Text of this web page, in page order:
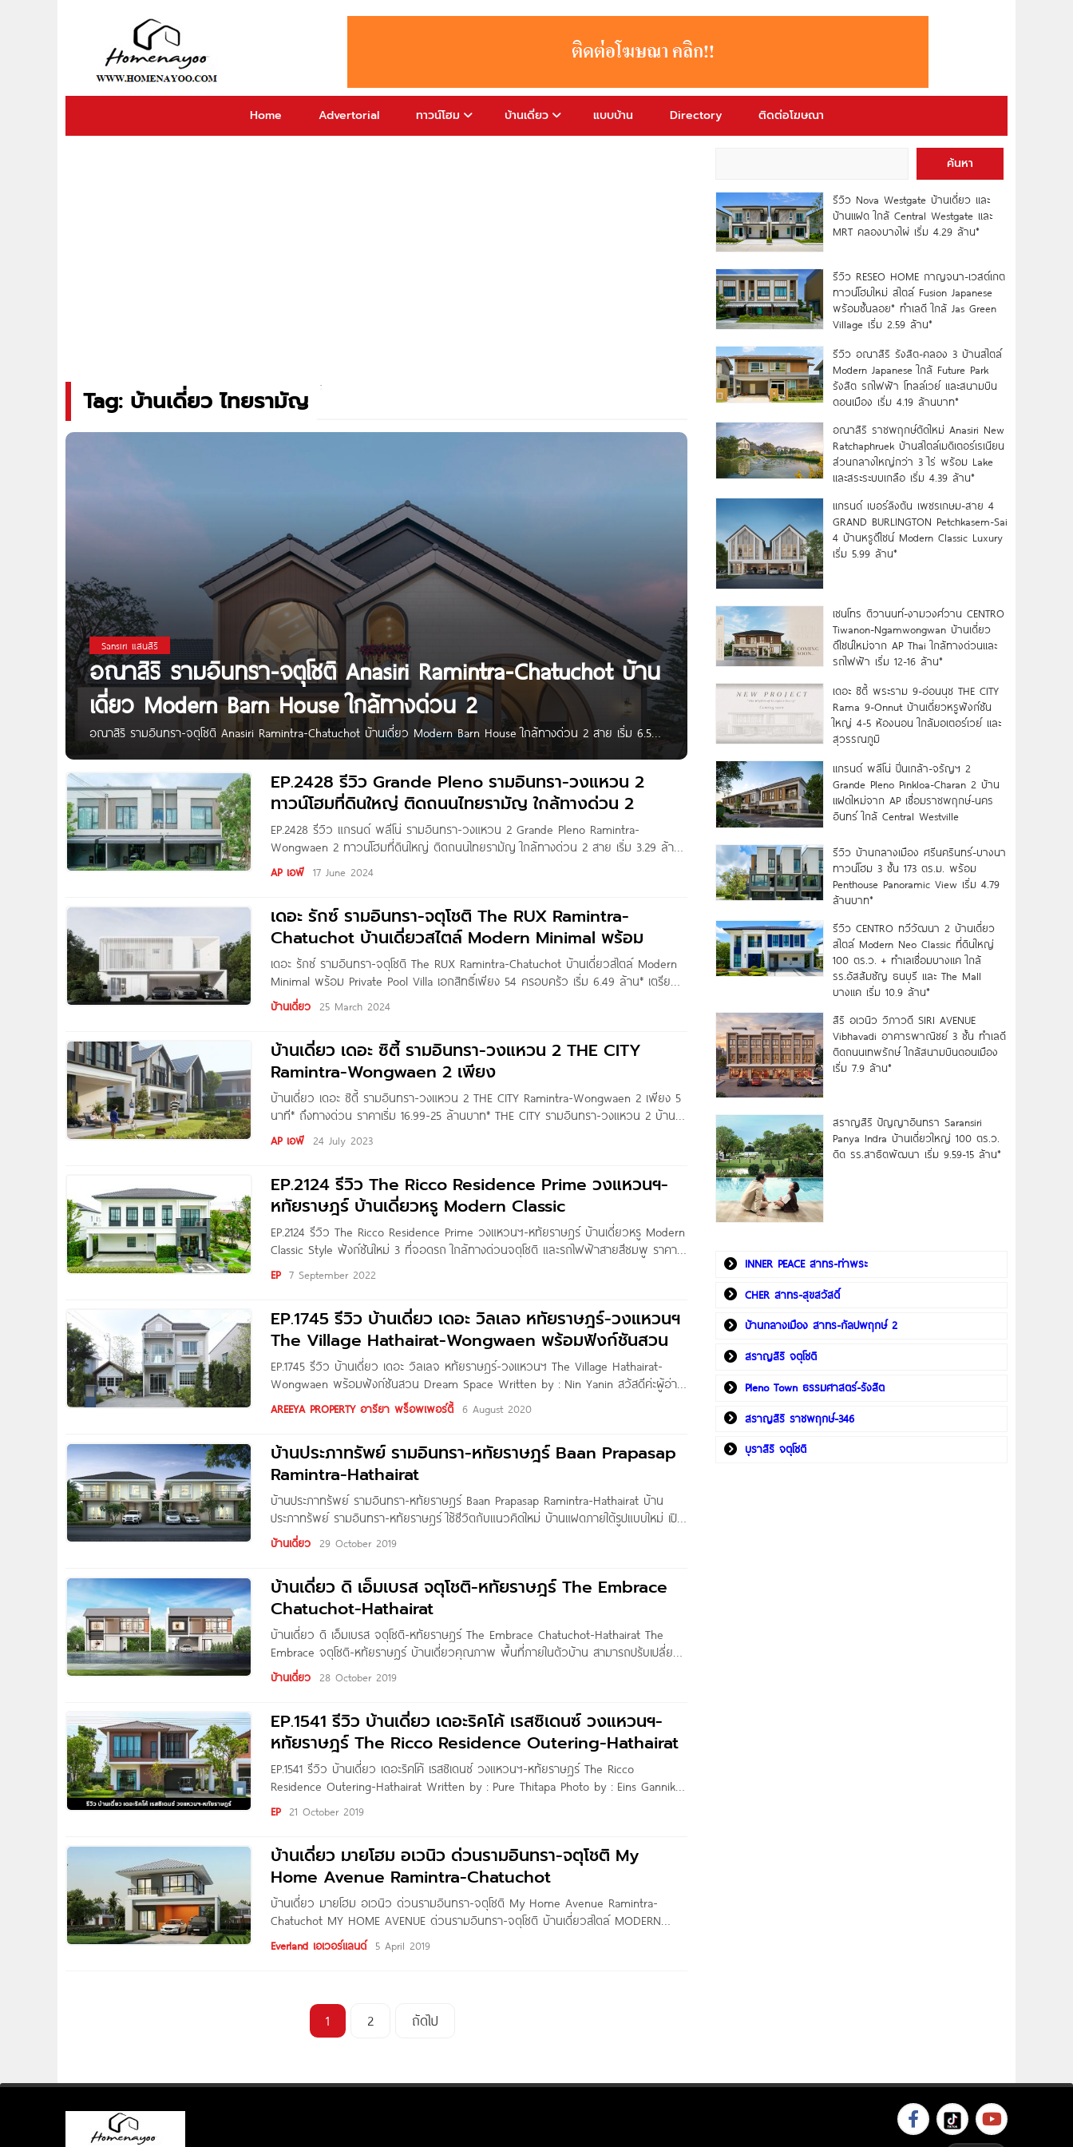
Home Advertorial ทาวน์โฮม บ้านเดี่ยว แบบบ้าน Directory ติดต่อโฆษณา
Tag: บ้านเดี่ยว ไทยรามัญ
Sansiri แสนสิริ
อณาสิริ รามอินทรา-จตุโชติ Anasiri Ramintra-Chatuchot บ้าน
เดี่ยว Modern Barn House ใกล้ทางด่วน 2
อณาสิริ รามอินทรา-จตุโชติ Anasiri Ramintra-Chatuchot บ้านเดี่ยว Modern Barn House ใกล้ทางด่วน 2 สาย เริ่ม 6.59-
9.5 ล้าน* Anasiri รามอินทรา-จตุโชติ บ้านเดี่ยวโครงการใหม่จาก แสนสิริ ที่ตั้งโครงการอยู่บนถนนไทยรามัญ แขวงสามวาตะ
วันตก เขตคลองสามวา กทม. ทำเลศักยภาพ ใกล้โรงเรียนนานาชาติ และทางด่วน ให้คุณเชื่อมต่อสู่เอกมัย ทองหล่อ พระราม
9 ได้อย่างสะดวก​
EP.2428 รีวิว Grande Pleno รามอินทรา-วงแหวน 2
ทาวน์โฮมที่ดินใหญ่ ติดถนนไทยรามัญ ใกล้ทางด่วน 2
EP.2428 รีวิว แกรนด์ พลีโน่ รามอินทรา-วงแหวน 2 Grande Pleno Ramintra-
Wongwaen 2 ทาวน์โฮมที่ดินใหญ่ ติดถนนไทยรามัญ ใกล้ทางด่วน 2 สาย เริ่ม 3.29 ล้าน
บาท* Written by : Nan Kanyaratthp สวัสดีเพื่อน ๆ Homenayoo ทุกคนค่ะ วันนี้เราจะ
พาไปชมโครงการ ‘Grande Pleno
AP เอพี 17 June 2024
เดอะ รักซ์ รามอินทรา-จตุโชติ The RUX Ramintra-
Chatuchot บ้านเดี่ยวสไตล์ Modern Minimal พร้อม
เดอะ รักซ์ รามอินทรา-จตุโชติ The RUX Ramintra-Chatuchot บ้านเดี่ยวสไตล์ Modern
Minimal พร้อม Private Pool Villa เอกสิทธิ์เพียง 54 ครอบครัว เริ่ม 6.49 ล้าน* เตรียม
พบ The RUX รามอินทรา-จตุโชติ บ้านโครงการใหม่ จาก ZENEX Property ที่ตั้งโครงการ
อยู่บนซอยไทยรามัญ แขวงสามวาตะวันตก เขตคลองสามวา
บ้านเดี่ยว 25 March 2024
บ้านเดี่ยว เดอะ ซิตี้ รามอินทรา-วงแหวน 2 THE CITY
Ramintra-Wongwaen 2 เพียง
บ้านเดี่ยว เดอะ ซิตี้ รามอินทรา-วงแหวน 2 THE CITY Ramintra-Wongwaen 2 เพียง 5
นาที* ถึงทางด่วน ราคาเริ่ม 16.99-25 ล้านบาท* THE CITY รามอินทรา-วงแหวน 2 บ้าน
โครงการใหม่จาก AP โครงการตั้งอยู่บนถนนไทยรามัญ แขวงสามวาตะวันตก เขตคลองสาม
วา กทม. บนทำเลรามอินทรา ใกล้เมือง เพียง 5
AP เอพี 24 July 2023
EP.2124 รีวิว The Ricco Residence Prime วงแหวนฯ-
หทัยราษฎร์ บ้านเดี่ยวหรู Modern Classic
EP.2124 รีวิว The Ricco Residence Prime วงแหวนฯ-หทัยราษฎร์ บ้านเดี่ยวหรู Modern
Classic Style ฟังก์ชันใหม่ 3 ที่จอดรถ ใกล้ทางด่วนจตุโชติ และรถไฟฟ้าสายสีชมพู ราคา
เริ่ม 6-8 ล้าน* Written by : THAnATH สวัสดีผู้อ่านชาว Homenayoo ทุกคน วันนี้ผม
พามาชมโครงการ The Ricco Residence
EP 7 September 2022
EP.1745 รีวิว บ้านเดี่ยว เดอะ วิลเลจ หทัยราษฎร์-วงแหวนฯ
The Village Hathairat-Wongwaen พร้อมฟังก์ชันสวน
EP.1745 รีวิว บ้านเดี่ยว เดอะ วิลเลจ หทัยราษฎร์-วงแหวนฯ The Village Hathairat-
Wongwaen พร้อมฟังก์ชันสวน Dream Space Written by : Nin Yanin สวัสดีค่ะผู้อ่าน
ชาว Homenayoo วันนี้เราจะพามาชมโครงการ The Village หทัยราษฎร์ – วงแหวนฯ
บ้านเดี่ยว 2 ชั้น สไตล์ American Vintage Cottage
AREEYA PROPERTY อารียา พร็อพเพอร์ตี้ 6 August 2020
บ้านประภาทรัพย์ รามอินทรา-หทัยราษฎร์ Baan Prapasap
Ramintra-Hathairat
บ้านประภาทรัพย์ รามอินทรา-หทัยราษฎร์ Baan Prapasap Ramintra-Hathairat บ้าน
ประภาทรัพย์ รามอินทรา-หทัยราษฎร์ ใช้ชีวิตกับแนวคิดใหม่ บ้านแฝดภายใต้รูปแบบใหม่ เปิด
รับสวนสวยรอบบ้าน ชื่นชมธรรมชาติ เต็มอิ่มด้วยบรรยากาศส่วนตัวทุกหลัง ราคาเริ่มต้น
4 ล้านบาท* ชื่อโครงการ บ้านประภาทรัพย์ รามอินทรา-หทัยราษฎร์ Baan Prapasap
โครงการ บ้านเดี่ยว 2 ชั้น
บ้านเดี่ยว 29 October 2019
บ้านเดี่ยว ดิ เอ็มเบรส จตุโชติ-หทัยราษฎร์ The Embrace
Chatuchot-Hathairat
บ้านเดี่ยว ดิ เอ็มเบรส จตุโชติ-หทัยราษฎร์ The Embrace Chatuchot-Hathairat The
Embrace จตุโชติ-หทัยราษฎร์ บ้านเดี่ยวคุณภาพ พื้นที่ภายในตัวบ้าน สามารถปรับเปลี่ยน
ตามการใช้งานได้หลากหลายรูปแบบ พื้นที่รอบบ้าน สามารถใช้งานได้จริง รองรับการทำ
กิจกรรมต่างๆ ของครอบครัว พื้นที่สวนสีเขียว และพื้นที่ส่วนกลางอื่นๆ ภายในโครงการ
อย่างมีคุณภาพ ตอบสนองความต้องการของทุกคนในครอบครัวได้มากยิ่งขึ้น และทำให้ทุกๆ
พื้นที่ของโครงการนี้ เป็นพื้นที่สำหรับครอบครัวอย่างแท้จริง ราคาเริ่มต้น 4.59 ล้านบาท*
บ้านเดี่ยว 28 October 2019
EP.1541 รีวิว บ้านเดี่ยว เดอะริคโค้ เรสซิเดนซ์ วงแหวนฯ-
หทัยราษฎร์ The Ricco Residence Outering-Hathairat
EP.1541 รีวิว บ้านเดี่ยว เดอะริคโค้ เรสซิเดนซ์ วงแหวนฯ-หทัยราษฎร์ The Ricco
Residence Outering-Hathairat Written by : Pure Thitapa Photo by : Eins Gannika
สวัสดีค่ะ คุณผู้อ่านทุกท่าน วันนี้ทีมงาน Homenayoo ขอพาไปชมโครงการ เดอะริคโค้ เรส
ซิเดนซ์ วงแหวนฯ-หทัยราษฎร์ บ้านเดี่ยวโครงการใหม่จาก บริษัท
EP 21 October 2019
บ้านเดี่ยว มายโฮม อเวนิว ด่วนรามอินทรา-จตุโชติ My
Home Avenue Ramintra-Chatuchot
บ้านเดี่ยว มายโฮม อเวนิว ด่วนรามอินทรา-จตุโชติ My Home Avenue Ramintra-
Chatuchot MY HOME AVENUE ด่วนรามอินทรา-จตุโชติ บ้านเดี่ยวสไตล์ MODERN
CHIC โลกส่วนตัวที่เพียบพร้อมไปด้วยฟังก์ชั่นของการใช้ชีวิต ครบครันและเหนือใครกับดีไซน์
ที่โปร่งโล่ง เพื่อเปิดรับธรรมชาติภายนอก ในมุมมองที่ไม่เหมือนใคร กลางสังคมคุณภาพเพียง
Everland เอเวอร์แลนด์ 5 April 2019
1 2 ถัดไป
ค้นหา
รีวิว Nova Westgate บ้านเดี่ยว และ
บ้านแฝด ใกล้ Central Westgate และ
MRT คลองบางไผ่ เริ่ม 4.29 ล้าน*
รีวิว RESEO HOME กาญจนา-เวสต์เกต
ทาวน์โฮมใหม่ สไตล์ Fusion Japanese
พร้อมชั้นลอย* ทำเลดี ใกล้ Jas Green
Village เริ่ม 2.59 ล้าน*
รีวิว อณาสิริ รังสิต-คลอง 3 บ้านสไตล์
Modern Japanese ใกล้ Future Park
รังสิต รถไฟฟ้า โทลล์เวย์ และสนามบิน
ดอนเมือง เริ่ม 4.19 ล้านบาท*
อณาสิริ ราชพฤกษ์ตัดใหม่ Anasiri New
Ratchaphruek บ้านสไตล์เมดิเตอร์เรเนียน
ส่วนกลางใหญ่กว่า 3 ไร่ พร้อม Lake
และสระระบบเกลือ เริ่ม 4.39 ล้าน*
แกรนด์ เบอร์ลิงตัน เพชรเกษม-สาย 4
GRAND BURLINGTON Petchkasem-Sai
4 บ้านหรูดีไซน์ Modern Classic Luxury
เริ่ม 5.99 ล้าน*
เซนโทร ติวานนท์-งามวงศ์วาน CENTRO
Tiwanon-Ngamwongwan บ้านเดี่ยว
ดีไซน์ใหม่จาก AP Thai ใกล้ทางด่วนและ
รถไฟฟ้า เริ่ม 12-16 ล้าน*
เดอะ ซิตี้ พระราม 9-อ่อนนุช THE CITY
Rama 9-Onnut บ้านเดี่ยวหรูฟังก์ชัน
ใหญ่ 4-5 ห้องนอน ใกล้มอเตอร์เวย์ และ
สุวรรณภูมิ
แกรนด์ พลีโน่ ปิ่นเกล้า-จรัญฯ 2
Grande Pleno Pinkloa-Charan 2 บ้าน
แฝดใหม่จาก AP เชื่อมราชพฤกษ์-นคร
อินทร์ ใกล้ Central Westville
รีวิว บ้านกลางเมือง ศรีนครินทร์-บางนา
ทาวน์โฮม 3 ชั้น 173 ตร.ม. พร้อม
Penthouse Panoramic View เริ่ม 4.79
ล้านบาท*
รีวิว CENTRO ทวีวัฒนา 2 บ้านเดี่ยว
สไตล์ Modern Neo Classic ที่ดินใหญ่
100 ตร.ว. + ทำเลเชื่อมบางแค ใกล้
รร.อัสสัมชัญ ธนบุรี และ The Mall
บางแค เริ่ม 10.9 ล้าน*
สิริ อเวนิว วิภาวดี SIRI AVENUE
Vibhavadi อาคารพาณิชย์ 3 ชั้น ทำเลดี
ติดถนนเทพรักษ์ ใกล้สนามบินดอนเมือง
เริ่ม 7.9 ล้าน*
สราญสิริ ปัญญาอินทรา Saransiri
Panya Indra บ้านเดี่ยวใหญ่ 100 ตร.ว.
ดิด รร.สาธิตพัฒนา เริ่ม 9.59-15 ล้าน*
INNER PEACE สาทร-ท่าพระ
CHER สาทร-สุขสวัสดิ์
บ้านกลางเมือง สาทร-กัลปพฤกษ์ 2
สราญสิริ จตุโชติ
Pleno Town ธรรมศาสตร์-รังสิต
สราญสิริ ราชพฤกษ์-346
บุราสิริ จตุโชติ